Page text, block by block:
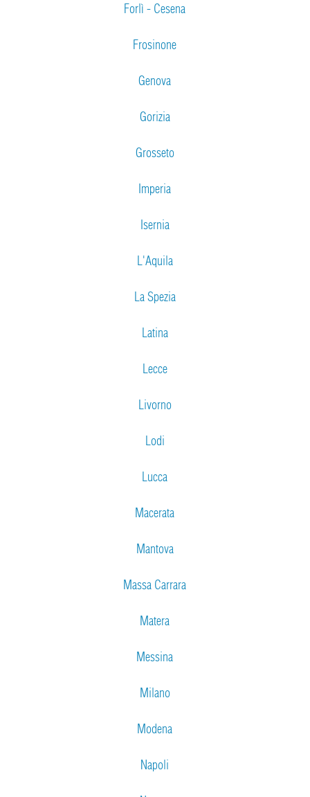
Forlì - Cesena
Frosinone
Genova
Gorizia
Grosseto
Imperia
Isernia
L'Aquila
La Spezia
Latina
Lecce
Livorno
Lodi
Lucca
Macerata
Mantova
Massa Carrara
Matera
Messina
Milano
Modena
Napoli